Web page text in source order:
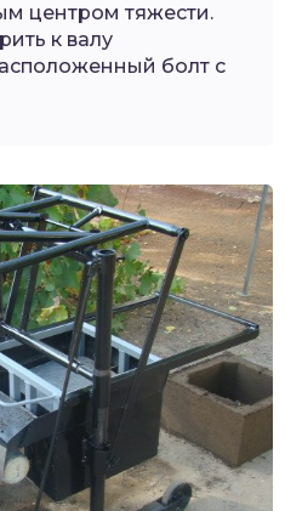
центром тяжести.
к валу
болт с